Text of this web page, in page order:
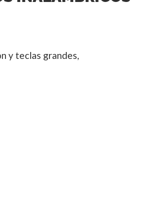
y teclas grandes,